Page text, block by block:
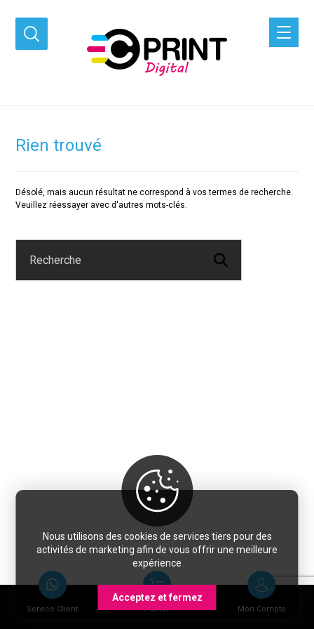
Rien trouvé
Désolé, mais aucun résultat ne correspond à vos termes de recherche.
Veuillez réessayer avec d'autres mots-clés.
Service Client Panier Mon Compte
Nous utilisons des cookies de services tiers pour des
activités de marketing afin de vous offrir une meilleure
expérience
Acceptez et fermez